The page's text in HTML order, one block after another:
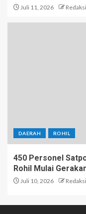
Juli 11, 2026
DAERAH ROHIL
450 Personel
Rohil Mulai
Juli 10, 2026